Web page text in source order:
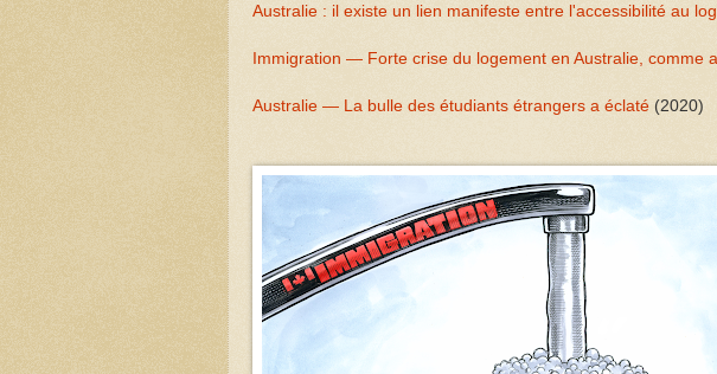
Australie : il existe un lien manifeste entre l'accessibilité au
Immigration — Forte crise du logement en Australie, comme
Australie — La bulle des étudiants étrangers a éclaté (2020)